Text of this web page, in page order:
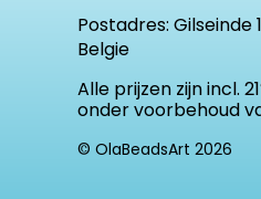
Postadres: Gilseinde
Belgie
Alle prijzen zijn incl.
onder voorbehoud
© OlaBeadsArt 2026